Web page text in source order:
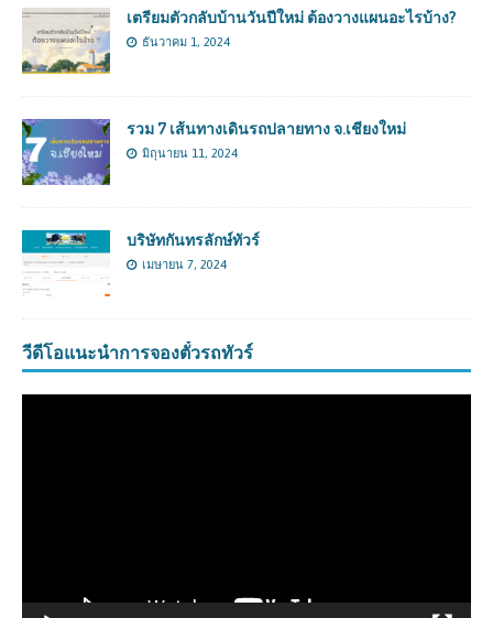
เตรียมตัวกลับบ้านวันปีใหม่ ต้องวางแผนอะไรบ้าง?
ธันวาคม 1, 2024
รวม 7 เส้นทางเดินรถปลายทาง จ.เชียงใหม่
มิถุนายน 11, 2024
บริษัทกันทรลักษ์ทัวร์
เมษายน 7, 2024
วีดีโอแนะนำการจองตั๋วรถทัวร์